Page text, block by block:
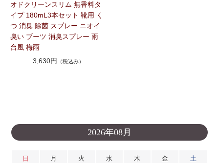
オドクリーンスリム 無香料タ
イプ 180mL3本セット 靴用 く
つ 消臭 除菌 スプレー ニオイ
臭い ブーツ 消臭スプレー 雨
台風 梅雨
3,630円
（税込み）
2026年08月
日 月 火 水 木 金 土